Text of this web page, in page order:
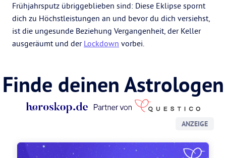
Frühjahrsputz übriggeblieben sind: Diese Eklipse spornt
dich zu Höchstleistungen an und bevor du dich versiehst,
ist die ungesunde Beziehung Vergangenheit, der Keller
ausgeräumt und der Lockdown vorbei.
Finde deinen Astrologen
ANZEIGE